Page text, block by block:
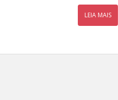
LEIA MAIS